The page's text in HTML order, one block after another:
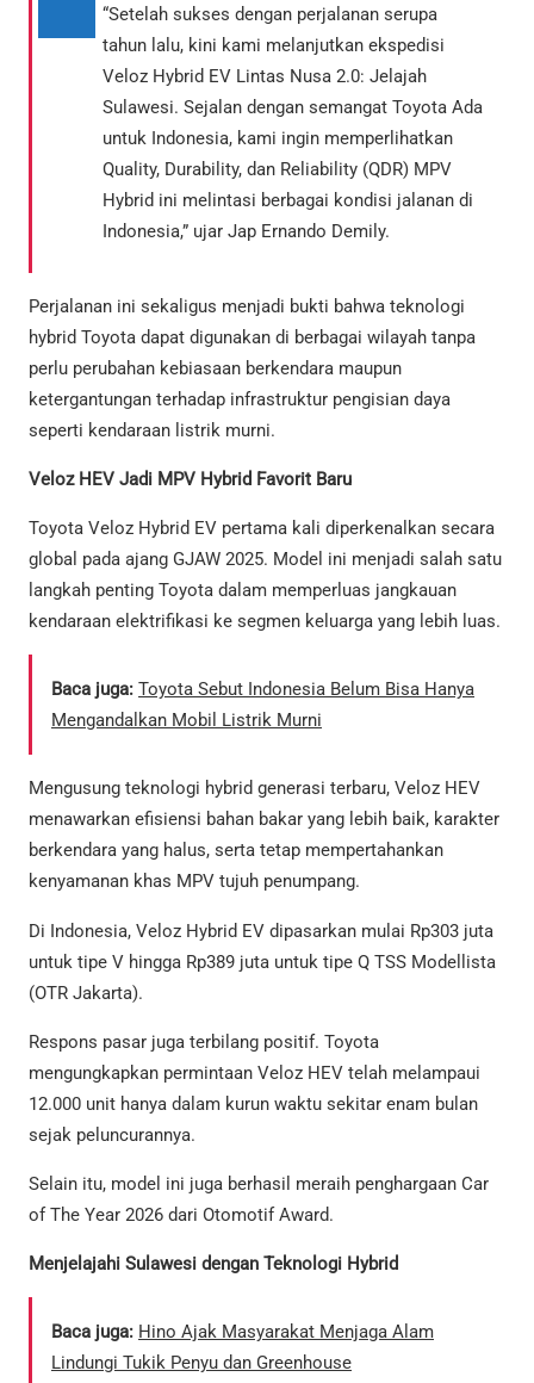
“Setelah sukses dengan perjalanan serupa
tahun lalu, kini kami melanjutkan ekspedisi
Veloz Hybrid EV Lintas Nusa 2.0: Jelajah
Sulawesi. Sejalan dengan semangat Toyota Ada
untuk Indonesia, kami ingin memperlihatkan
Quality, Durability, dan Reliability (QDR) MPV
Hybrid ini melintasi berbagai kondisi jalanan di
Indonesia,” ujar Jap Ernando Demily.
Perjalanan ini sekaligus menjadi bukti bahwa teknologi
hybrid Toyota dapat digunakan di berbagai wilayah tanpa
perlu perubahan kebiasaan berkendara maupun
ketergantungan terhadap infrastruktur pengisian daya
seperti kendaraan listrik murni.
Veloz HEV Jadi MPV Hybrid Favorit Baru
Toyota Veloz Hybrid EV pertama kali diperkenalkan secara
global pada ajang GJAW 2025. Model ini menjadi salah satu
langkah penting Toyota dalam memperluas jangkauan
kendaraan elektrifikasi ke segmen keluarga yang lebih luas.
Baca juga: Toyota Sebut Indonesia Belum Bisa Hanya
Mengandalkan Mobil Listrik Murni
Mengusung teknologi hybrid generasi terbaru, Veloz HEV
menawarkan efisiensi bahan bakar yang lebih baik, karakter
berkendara yang halus, serta tetap mempertahankan
kenyamanan khas MPV tujuh penumpang.
Di Indonesia, Veloz Hybrid EV dipasarkan mulai Rp303 juta
untuk tipe V hingga Rp389 juta untuk tipe Q TSS Modellista
(OTR Jakarta).
Respons pasar juga terbilang positif. Toyota
mengungkapkan permintaan Veloz HEV telah melampaui
12.000 unit hanya dalam kurun waktu sekitar enam bulan
sejak peluncurannya.
Selain itu, model ini juga berhasil meraih penghargaan Car
of The Year 2026 dari Otomotif Award.
Menjelajahi Sulawesi dengan Teknologi Hybrid
Baca juga: Hino Ajak Masyarakat Menjaga Alam
Lindungi Tukik Penyu dan Greenhouse